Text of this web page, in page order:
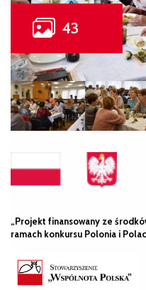
„Projekt finansowany ze
ramach konkursu Polonia i